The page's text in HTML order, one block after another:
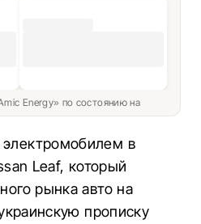
Energy» по состоянию на
в
Leaf, который
рынка авто на
прописку